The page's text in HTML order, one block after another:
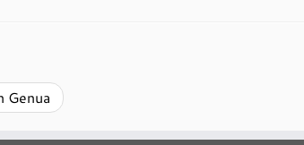
Genua